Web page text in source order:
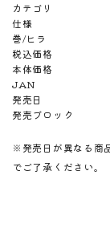
カテゴリ
仕様
巻/ヒラ
税込価格
本体価格
JAN
発売日
発売ブロック
※発売日が異なる商
でご了承ください。